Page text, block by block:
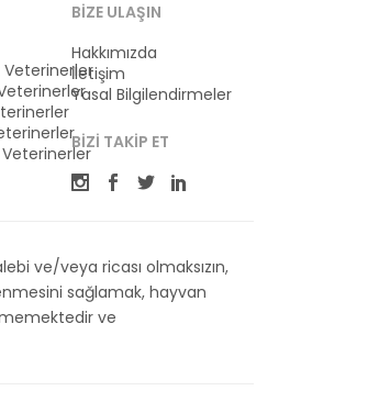
Veterinerler
BIZE ULAŞIN
Hakkımızda
İletişim
Yasal Bilgilendirmeler
BIZI TAKIP ET
ve/veya ricası olmaksızın,
sağlamak, hayvan
ve